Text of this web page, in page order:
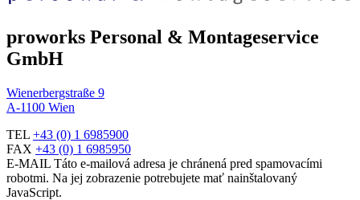
proworks Personal & Montageservice
GmbH
Wienerbergstraße 9
A-1100 Wien
TEL +43 (0) 1 6985900
FAX +43 (0) 1 6985950
E-MAIL Táto e-mailová adresa je chránená pred spamovacími
robotmi. Na jej zobrazenie potrebujete mať nainštalovaný
JavaScript.